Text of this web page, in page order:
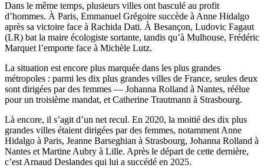
Dans le même temps, plusieurs villes ont basculé au profit
d’hommes. À Paris, Emmanuel Grégoire succède à Anne Hidalgo
après sa victoire face à Rachida Dati. À Besançon, Ludovic Fagaut
(LR) bat la maire écologiste sortante, tandis qu’à Mulhouse, Frédéric
Marquet l’emporte face à Michèle Lutz.
La situation est encore plus marquée dans les plus grandes
métropoles : parmi les dix plus grandes villes de France, seules deux
sont dirigées par des femmes — Johanna Rolland à Nantes, réélue
pour un troisième mandat, et Catherine Trautmann à Strasbourg.
Là encore, il s’agit d’un net recul. En 2020, la moitié des dix plus
grandes villes étaient dirigées par des femmes, notamment Anne
Hidalgo à Paris, Jeanne Barseghian à Strasbourg, Johanna Rolland à
Nantes et Martine Aubry à Lille. Après le départ de cette dernière,
c’est Arnaud Deslandes qui lui a succédé en 2025.